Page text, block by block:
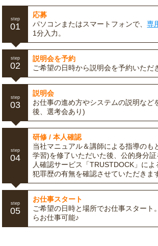
step
01
応募
パソコンまたはスマートフォンで、専
1分入力。
step
02
説明会を予約
ご希望の日時から説明会を予約いただ
step
03
説明会
お仕事の進め方やシステムの説明など
後、選考会あり)
step
04
研修 / 本人確認
当社マニュアル＆講師による指導のも
学習)を修了いただいた後、公的身分
人確認サービス「TRUSTDOCK」に
犯罪歴の有無を確認させていただきま
step
05
お仕事スタート
ご希望の日時と場所でお仕事スタート
らお仕事可能♪